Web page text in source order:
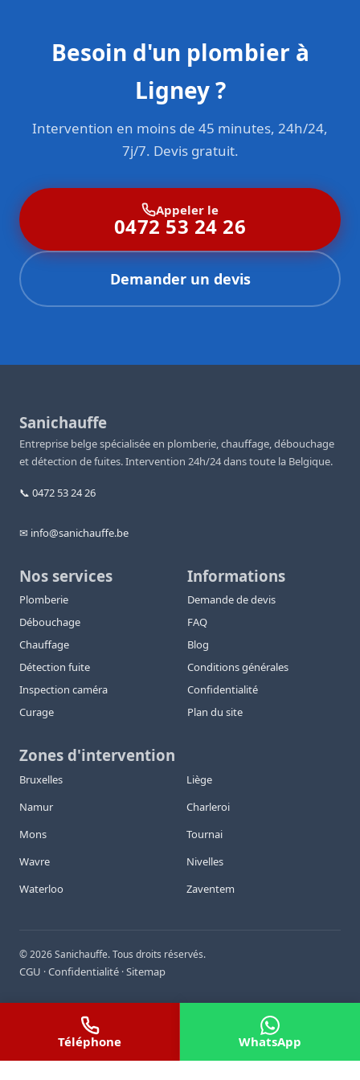
Besoin d'un plombier à
Ligney ?
Intervention en moins de 45 minutes, 24h/24,
7j/7. Devis gratuit.
Appeler le
0472 53 24 26
Demander un devis
Sanichauffe
Entreprise belge spécialisée en plomberie, chauffage, débouchage
et détection de fuites. Intervention 24h/24 dans toute la Belgique.
📞 0472 53 24 26
✉ info@sanichauffe.be
Nos services
Plomberie
Débouchage
Chauffage
Détection fuite
Inspection caméra
Curage
Informations
Demande de devis
FAQ
Blog
Conditions générales
Confidentialité
Plan du site
Zones d'intervention
Bruxelles
Liège
Namur
Charleroi
Mons
Tournai
Wavre
Nivelles
Waterloo
Zaventem
©2026Sanichauffe. Tous droits réservés.
CGU ·Confidentialité ·Sitemap